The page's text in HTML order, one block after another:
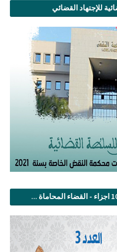
للإجتهاد القضائي